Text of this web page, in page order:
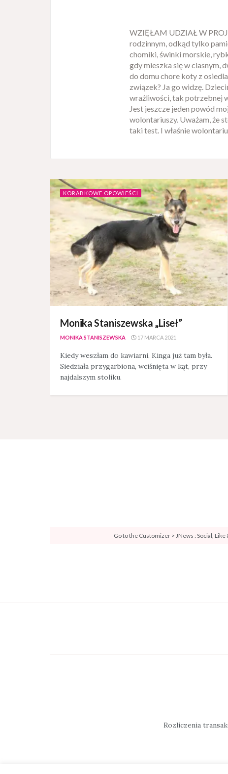
WZIĘŁAM UDZIAŁ W
rodzinnym, odkąd tylko
chomiki, świnki morskie,
gdy mieszka się w ciasnym,
do domu chore koty z
związek? Ja go widzę.
wrażliwości, tak potrzebnej
Jest jeszcze jeden powód
wolontariuszy. Uważam, że
taki test. I właśnie
KORABKOWE OPOWIEŚCI
Monika Staniszewska „Liseł”
MONIKA STANISZEWSKA 17 MARCA 2021
Kiedy weszłam do kawiarni, Kinga już tam była.
Siedziała przygarbiona, wciśnięta w kąt, przy
najdalszym stoliku.
Go to the Customizer > JNews : Social,
Rozliczenia